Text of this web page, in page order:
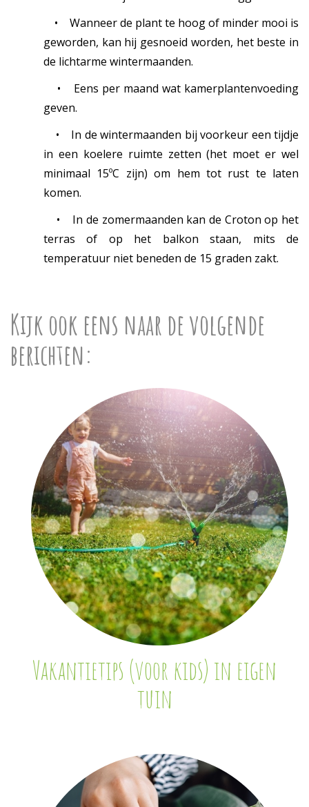
• Wanneer de plant te hoog of minder mooi is
geworden, kan hij gesnoeid worden, het beste in
de lichtarme wintermaanden.
• Eens per maand wat kamerplantenvoeding
geven.
• In de wintermaanden bij voorkeur een tijdje
in een koelere ruimte zetten (het moet er wel
minimaal 15ºC zijn) om hem tot rust te laten
komen.
• In de zomermaanden kan de Croton op het
terras of op het balkon staan, mits de
temperatuur niet beneden de 15 graden zakt.
Kijk ook eens naar de volgende
berichten:
Vakantietips (voor kids) in eigen
tuin